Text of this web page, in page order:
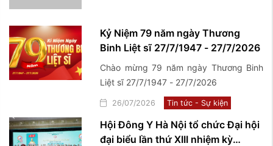
Kỷ Niệm 79 năm ngày Thương
Binh Liệt sĩ 27/7/1947 - 27/7/2026
Chào mừng 79 năm ngày Thương Binh
Liệt sĩ 27/7/1947 - 27/7/2026
26/07/2026 Tin tức - Sự kiện
Hội Đông Y Hà Nội tổ chức Đại hội
đại biểu lần thứ XIII nhiệm kỳ